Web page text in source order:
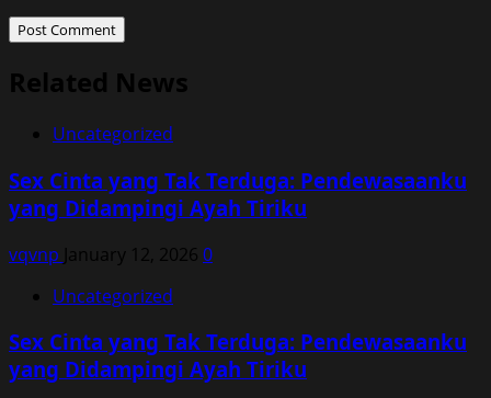
Related News
Uncategorized
Sex Cinta yang Tak Terduga: Pendewasaanku
yang Didampingi Ayah Tiriku
vqvnp January 12, 2026 0
Uncategorized
Sex Cinta yang Tak Terduga: Pendewasaanku
yang Didampingi Ayah Tiriku